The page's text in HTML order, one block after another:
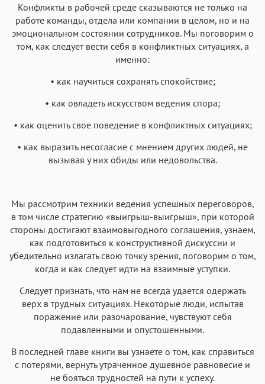
Конфликты в рабочей среде сказываются не только на
работе команды, отдела или компании в целом, но и на
эмоциональном состоянии сотрудников. Мы поговорим о
том, как следует вести себя в конфликтных ситуациях, а
именно:
• как научиться сохранять спокойствие;
• как овладеть искусством ведения спора;
• как оценить свое поведение в конфликтных ситуациях;
• как выразить несогласие с мнением других людей, не
вызывая у них обиды или недовольства.
Мы рассмотрим техники ведения успешных переговоров,
в том числе стратегию «выигрыш-выигрыш», при которой
стороны достигают взаимовыгодного соглашения, узнаем,
как подготовиться к конструктивной дискуссии и
убедительно излагать свою точку зрения, поговорим о том,
когда и как следует идти на взаимные уступки.
Следует признать, что нам не всегда удается одержать
верх в трудных ситуациях. Некоторые люди, испытав
поражение или разочарование, чувствуют себя
подавленными и опустошенными.
В последней главе книги вы узнаете о том, как справиться
с потерями, вернуть утраченное душевное равновесие и
не бояться трудностей на пути к успеху.